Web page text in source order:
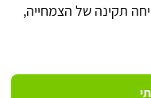
תקינה של הצמחייה,